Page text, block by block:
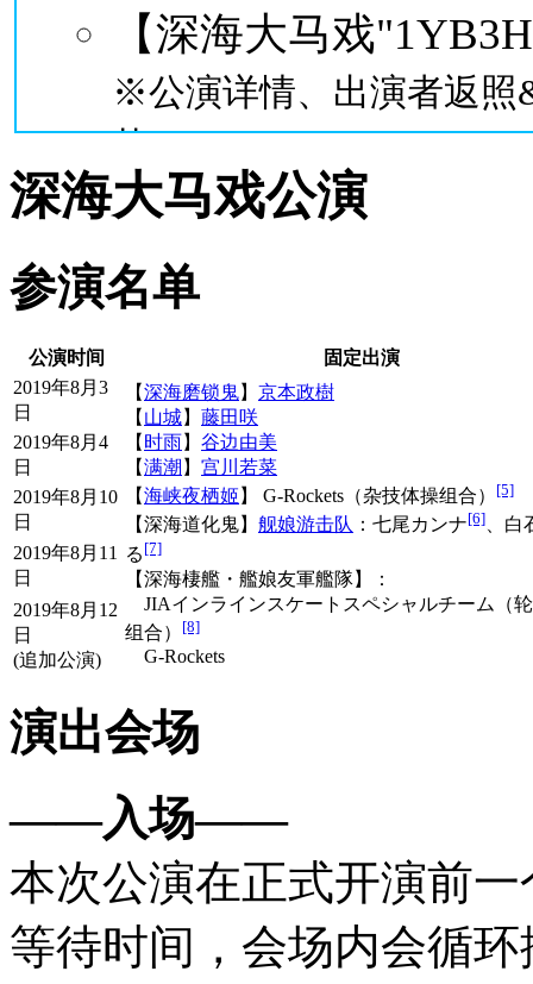
【深海大马戏
※公演详情、出演者返照
节。
最终日&千秋楽的昼
演预定于【12:15】
千秋楽开幕后预定于
放，只要提供任一
即可参加。
相关来源：推文①
2019年8月10日， C2機
文。
在后段公演中更换了
被困到不思议之国的
们的4只友军舰队……
相关来源：推文
深海大马戏公演
参演名单
公演时间
固定出演
2019年8月3
日
【深海磨锁鬼】 京本政樹
【 山城】 藤田咲
【 时雨】 谷边由美
【满潮 】 宫川若菜
【海峡夜栖姬 】 G-Rockets（杂技体操组合） [5]
【深海道化鬼】 舰娘游击队 ：七尾カンナ[6]、白
る [7]
【深海棲艦・艦娘友軍艦隊】：
JIAインラインスケートスペシャルチーム（
组合）
[8]
G-Rockets
2019年8月4
日
2019年8月10
日
2019年8月11
日
2019年8月12
日
(追加公演)
演出会场
——入场——
本次公演在正式开演前
等待时间，会场内会循